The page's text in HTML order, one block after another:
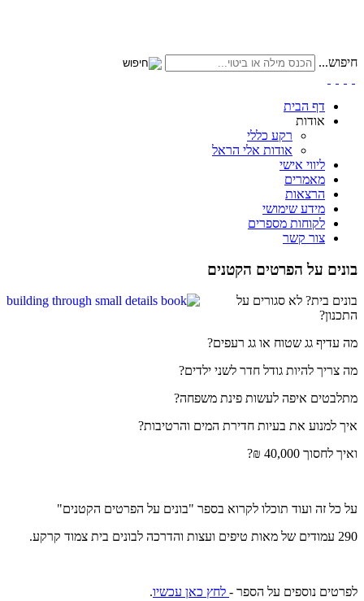
חיפוש...
דף הבית
אודות
רקע כללי
אודות אלי הראל
ליווי אישי
מאמרים
הרצאות
מידע שימושי
לקוחות מספרים
צור קשר
בונים על הפרטים הקטנים
בונים בית? לא סגורים על
התכנון?
מה עדיף גג שטוח או גג רעפים?
מה צריך להיות גודל חדר לשני ילדים?
מתלבטים איפה לעשות פינת משפחה?
איך למנוע את בעיות חדירת המים והרטיבות?
ואיך לחסוך 40,000 ₪?
על כל זה ועוד תוכלו לקרוא בספר "בונים על הפרטים הקטנים"
290 עמודים של מאות טיפים ועצות והדרכה לבונים בית צמוד קרקע.
לפרטים נוספים על הספר - לחץ כאן עכשיו.